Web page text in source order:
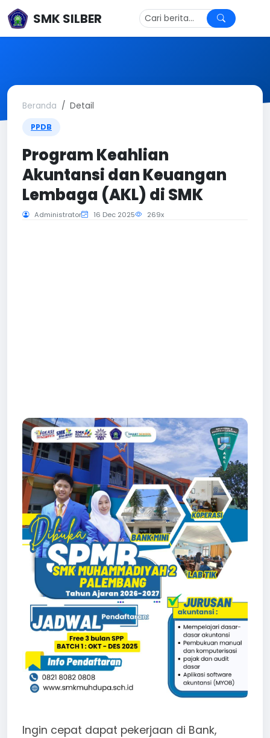
SMK SILBER
Beranda Detail
PPDB
Program Keahlian
Akuntansi dan Keuangan
Lembaga (AKL) di SMK
Administrator 16 Dec 2025 269x
Ingin cepat dapat pekerjaan di Bank,